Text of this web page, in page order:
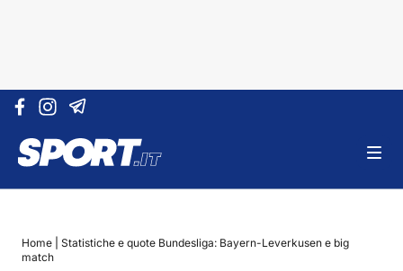
Vai al contenuto
Home
Statistiche e quote Bundesliga: Bayern-Leverkusen e big
match